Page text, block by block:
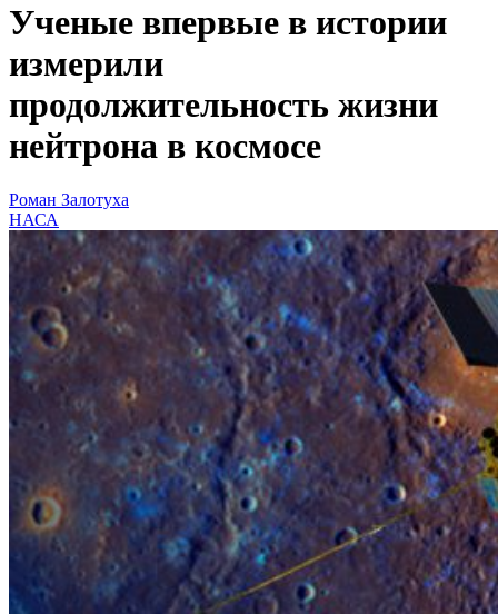
Ученые впервые в истории
измерили
продолжительность жизни
нейтрона в космосе
Роман Залотуха
НАСА